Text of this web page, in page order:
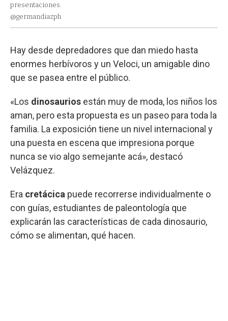
presentaciones.
@germandiazph
Hay desde depredadores que dan miedo hasta
enormes herbívoros y un Veloci, un amigable dino
que se pasea entre el público.
«Los dinosaurios están muy de moda, los niños los
aman, pero esta propuesta es un paseo para toda la
familia. La exposición tiene un nivel internacional y
una puesta en escena que impresiona porque
nunca se vio algo semejante acá», destacó
Velázquez.
Era cretácica puede recorrerse individualmente o
con guías, estudiantes de paleontología que
explicarán las características de cada dinosaurio,
cómo se alimentan, qué hacen.